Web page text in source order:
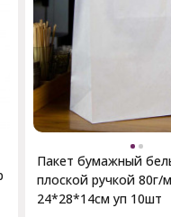
Пакет бумажный
плоской ручкой 80г/
24*28*14см уп 10шт